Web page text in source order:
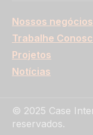
Nossos negócios
Trabalhe
Projetos
Notícias
© 2025 Case
reservados.